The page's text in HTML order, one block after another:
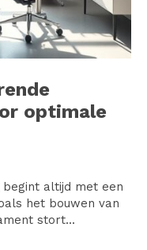
optimale
altijd met een
het bouwen van
stort...